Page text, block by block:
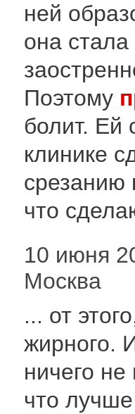
ней
она
Поэтому
болит. Ей
клинике
срезанию
что
10 июня
Москва
... от
жирного.
ничего
что